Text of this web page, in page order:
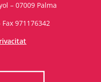
– 07009 Palma
971176342